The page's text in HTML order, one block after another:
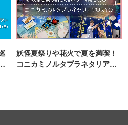
妖怪夏祭りや花火で夏を満喫！
コニカミノルタプラネタリア